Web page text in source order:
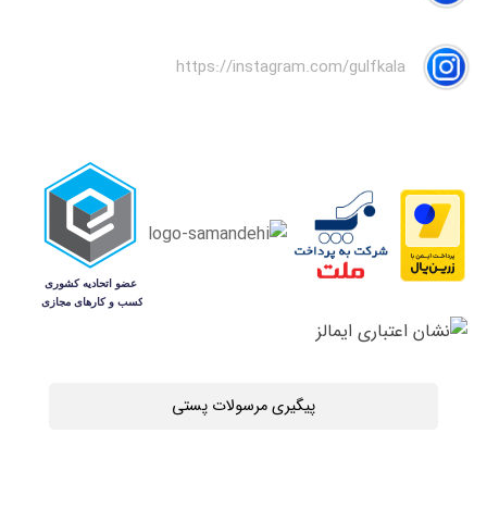
https://instagram.com/gulfkala
پیگیری مرسولات پستی